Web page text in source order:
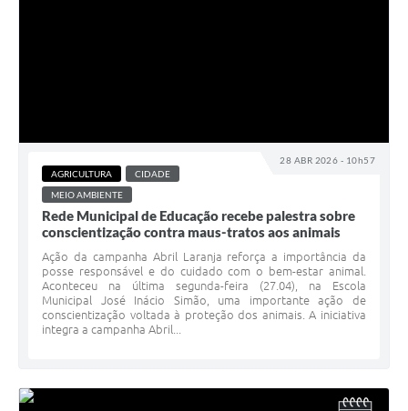
28 ABR 2026 - 10h57
AGRICULTURA
CIDADE
MEIO AMBIENTE
Rede Municipal de Educação recebe palestra sobre
conscientização contra maus-tratos aos animais
Ação da campanha Abril Laranja reforça a importância da
posse responsável e do cuidado com o bem-estar animal.
Aconteceu na última segunda-feira (27.04), na Escola
Municipal José Inácio Simão, uma importante ação de
conscientização voltada à proteção dos animais. A iniciativa
integra a campanha Abril...